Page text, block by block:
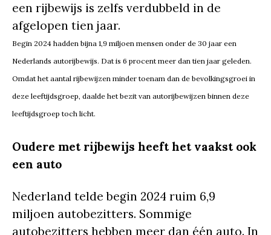
een rijbewijs is zelfs verdubbeld in de
afgelopen tien jaar.
Begin 2024 hadden bijna 1,9 miljoen mensen onder de 30 jaar een
Nederlands autorijbewijs. Dat is 6 procent meer dan tien jaar geleden.
Omdat het aantal rijbewijzen minder toenam dan de bevolkingsgroei in
deze leeftijdsgroep, daalde het bezit van autorijbewijzen binnen deze
leeftijdsgroep toch licht.
Oudere met rijbewijs heeft het vaakst ook
een auto
Nederland telde begin 2024 ruim 6,9
miljoen autobezitters. Sommige
autobezitters hebben meer dan één auto. In